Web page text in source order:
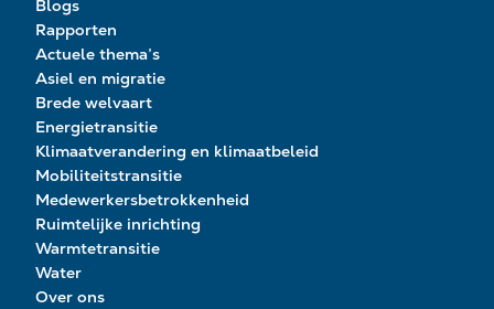
Blogs
Rapporten
Actuele thema’s
Asiel en migratie
Brede welvaart
Energietransitie
Klimaatverandering en klimaatbeleid
Mobiliteitstransitie
Medewerkersbetrokkenheid
Ruimtelijke inrichting
Warmtetransitie
Water
Over ons